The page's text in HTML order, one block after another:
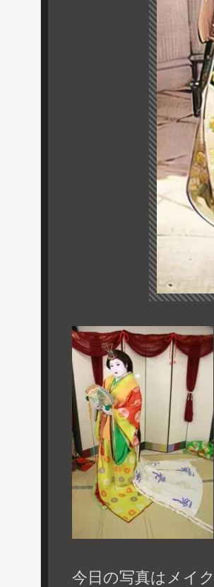
今日の写真はメイ